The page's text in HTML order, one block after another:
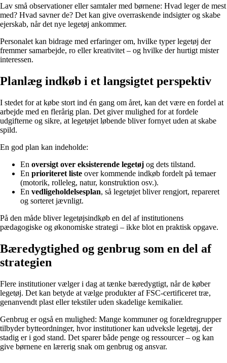
Lav små observationer eller samtaler med børnene: Hvad leger de mest
med? Hvad savner de? Det kan give overraskende indsigter og skabe
ejerskab, når det nye legetøj ankommer.
Personalet kan bidrage med erfaringer om, hvilke typer legetøj der
fremmer samarbejde, ro eller kreativitet – og hvilke der hurtigt mister
interessen.
Planlæg indkøb i et langsigtet perspektiv
I stedet for at købe stort ind én gang om året, kan det være en fordel at
arbejde med en flerårig plan. Det giver mulighed for at fordele
udgifterne og sikre, at legetøjet løbende bliver fornyet uden at skabe
spild.
En god plan kan indeholde:
En oversigt over eksisterende legetøj og dets tilstand.
En prioriteret liste over kommende indkøb fordelt på temaer
(motorik, rolleleg, natur, konstruktion osv.).
En vedligeholdelsesplan, så legetøjet bliver rengjort, repareret
og sorteret jævnligt.
På den måde bliver legetøjsindkøb en del af institutionens
pædagogiske og økonomiske strategi – ikke blot en praktisk opgave.
Bæredygtighed og genbrug som en del af
strategien
Flere institutioner vælger i dag at tænke bæredygtigt, når de køber
legetøj. Det kan betyde at vælge produkter af FSC-certificeret træ,
genanvendt plast eller tekstiler uden skadelige kemikalier.
Genbrug er også en mulighed: Mange kommuner og forældregrupper
tilbyder bytteordninger, hvor institutioner kan udveksle legetøj, der
stadig er i god stand. Det sparer både penge og ressourcer – og kan
give børnene en lærerig snak om genbrug og ansvar.